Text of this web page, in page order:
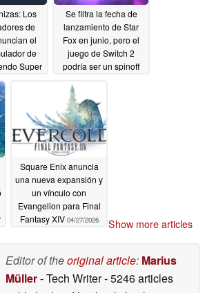
Los
de
el
de
Super
27/2026
Se filtra la fecha de
lanzamiento de Star
Fox en junio, pero el
juego de Switch 2
podría ser un spinoff
Square Enix anuncia
una nueva expansión y
un vínculo con
Evangelion para Final
Fantasy XIV 04/27/2026 Show more articles
Editor of theoriginal article: Marius
Müller- Tech Writer- 5246 articles